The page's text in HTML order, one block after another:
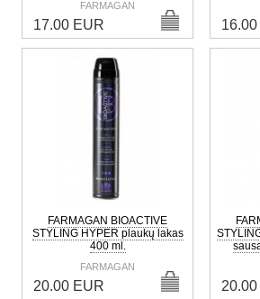
FARMAGAN
17.00 EUR
FARMAGAN BIOACTIVE
STYLING HYPER plaukų lakas
400 ml.
FARMAGAN
20.00 EUR